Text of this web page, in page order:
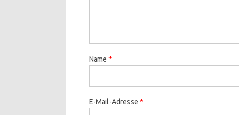
Name *
E-Mail-Adresse *